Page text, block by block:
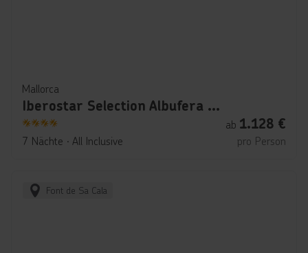
Mallorca
Iberostar Selection Albufera Park
4
7 Nächte ∙ All Inclusive
ab 1.128 €
pro Person
Font de Sa Cala